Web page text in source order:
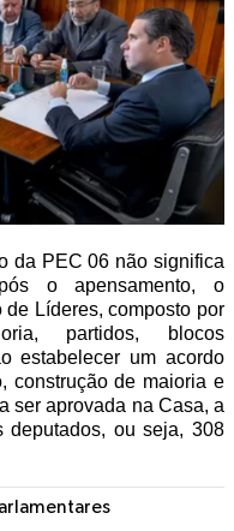
da PEC 06 não significa
o apensamento, o
Líderes, composto por
partidos, blocos
estabelecer um acordo
construção de maioria e
ser aprovada na Casa, a
deputados, ou seja, 308